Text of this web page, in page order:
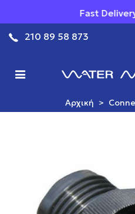
Fast
210 89 58 873
Αρχική >